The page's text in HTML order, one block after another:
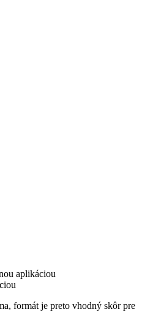
aplikáciou
formát je preto vhodný skôr pre